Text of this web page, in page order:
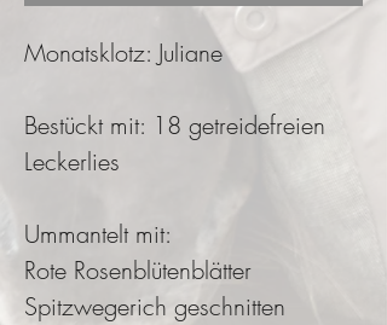
Monatsklotz: Juliane
Bestückt mit: 18 getreidefreien
Leckerlies
Ummantelt mit:
Rote Rosenblütenblätter
Spitzwegerich geschnitten